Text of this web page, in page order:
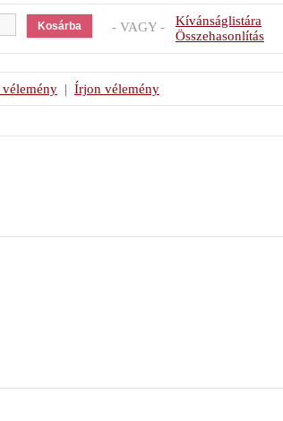
- VAGY - Kívánságlistára
Összehasonlítás
vélemény | Írjon vélemény